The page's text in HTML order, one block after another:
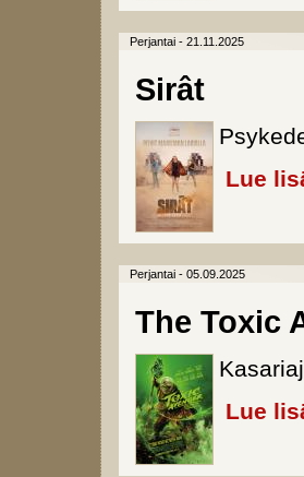
Perjantai - 21.11.2025
Sirât
Lue
Perjantai - 05.09.2025
The Toxic
Lue